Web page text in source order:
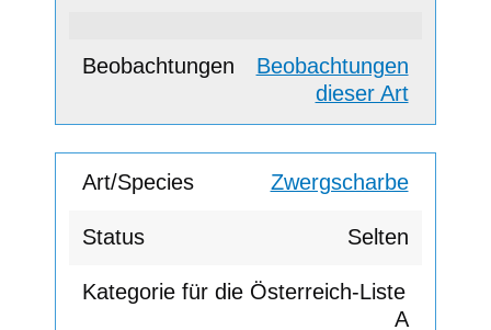
Beobachtungen
dieser Art
Zwergscharbe
Selten
A